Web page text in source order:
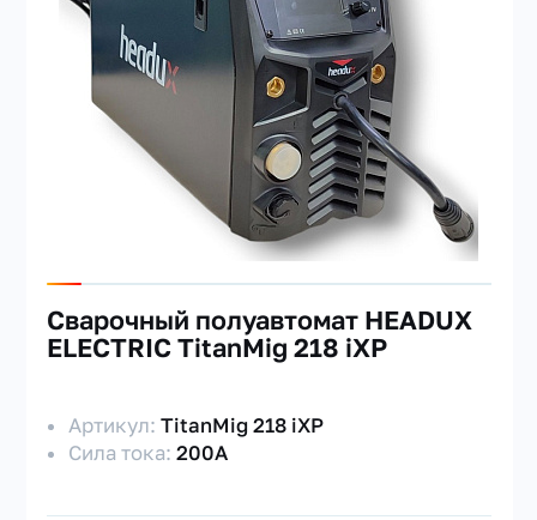
Сварочный полуавтомат HEADUX
ELECTRIC TitanMig 218 iXP
Артикул:TitanMig 218 iXP
Сила тока:200А